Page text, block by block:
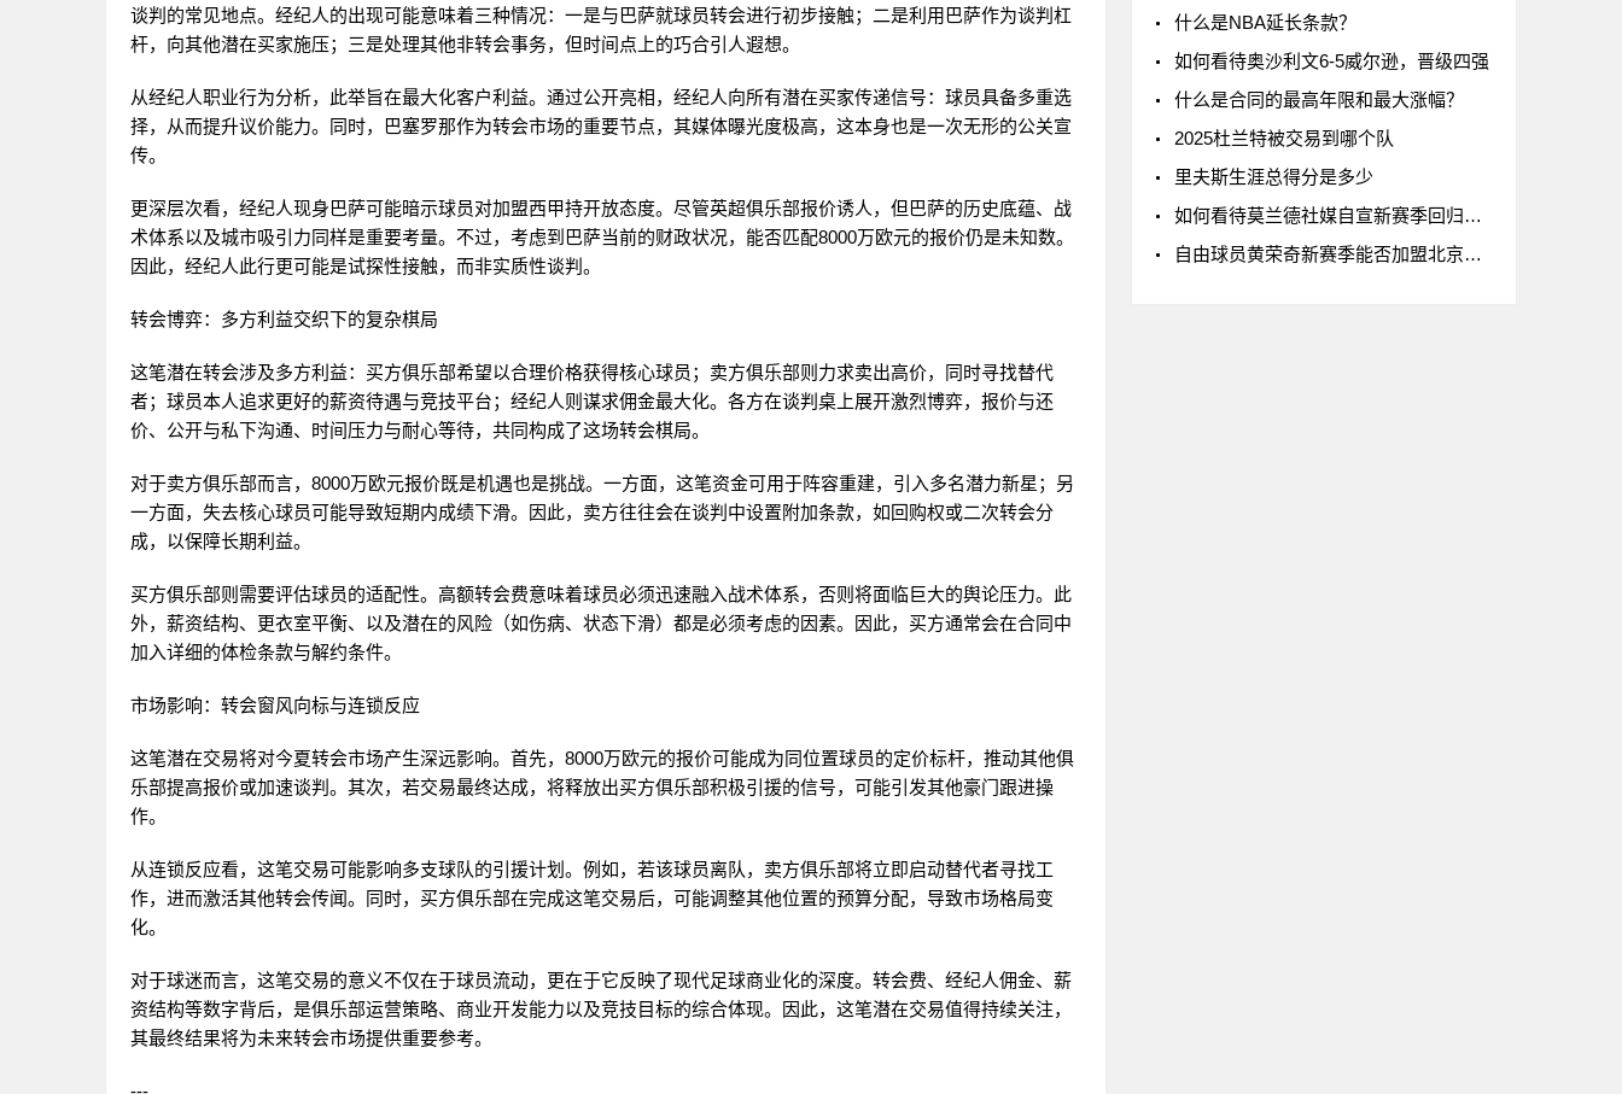
谈判的常见地点。经纪人的出现可能意味着三种情况：一是与巴萨就球员转会进行初步接触；二是利用巴萨作为谈判杠
杆，向其他潜在买家施压；三是处理其他非转会事务，但时间点上的巧合引人遐想。
从经纪人职业行为分析，此举旨在最大化客户利益。通过公开亮相，经纪人向所有潜在买家传递信号：球员具备多重选
择，从而提升议价能力。同时，巴塞罗那作为转会市场的重要节点，其媒体曝光度极高，这本身也是一次无形的公关宣
传。
更深层次看，经纪人现身巴萨可能暗示球员对加盟西甲持开放态度。尽管英超俱乐部报价诱人，但巴萨的历史底蕴、战
术体系以及城市吸引力同样是重要考量。不过，考虑到巴萨当前的财政状况，能否匹配8000万欧元的报价仍是未知数。
因此，经纪人此行更可能是试探性接触，而非实质性谈判。
转会博弈：多方利益交织下的复杂棋局
这笔潜在转会涉及多方利益：买方俱乐部希望以合理价格获得核心球员；卖方俱乐部则力求卖出高价，同时寻找替代
者；球员本人追求更好的薪资待遇与竞技平台；经纪人则谋求佣金最大化。各方在谈判桌上展开激烈博弈，报价与还
价、公开与私下沟通、时间压力与耐心等待，共同构成了这场转会棋局。
对于卖方俱乐部而言，8000万欧元报价既是机遇也是挑战。一方面，这笔资金可用于阵容重建，引入多名潜力新星；另
一方面，失去核心球员可能导致短期内成绩下滑。因此，卖方往往会在谈判中设置附加条款，如回购权或二次转会分
成，以保障长期利益。
买方俱乐部则需要评估球员的适配性。高额转会费意味着球员必须迅速融入战术体系，否则将面临巨大的舆论压力。此
外，薪资结构、更衣室平衡、以及潜在的风险（如伤病、状态下滑）都是必须考虑的因素。因此，买方通常会在合同中
加入详细的体检条款与解约条件。
市场影响：转会窗风向标与连锁反应
这笔潜在交易将对今夏转会市场产生深远影响。首先，8000万欧元的报价可能成为同位置球员的定价标杆，推动其他俱
乐部提高报价或加速谈判。其次，若交易最终达成，将释放出买方俱乐部积极引援的信号，可能引发其他豪门跟进操
作。
从连锁反应看，这笔交易可能影响多支球队的引援计划。例如，若该球员离队，卖方俱乐部将立即启动替代者寻找工
作，进而激活其他转会传闻。同时，买方俱乐部在完成这笔交易后，可能调整其他位置的预算分配，导致市场格局变
化。
对于球迷而言，这笔交易的意义不仅在于球员流动，更在于它反映了现代足球商业化的深度。转会费、经纪人佣金、薪
资结构等数字背后，是俱乐部运营策略、商业开发能力以及竞技目标的综合体现。因此，这笔潜在交易值得持续关注，
其最终结果将为未来转会市场提供重要参考。
什么是NBA延长条款？
如何看待奥沙利文6-5威尔逊，晋级四强
什么是合同的最高年限和最大涨幅？
2025杜兰特被交易到哪个队
里夫斯生涯总得分是多少
如何看待莫兰德社媒自宣新赛季回归辽宁男篮
自由球员黄荣奇新赛季能否加盟北京男篮?